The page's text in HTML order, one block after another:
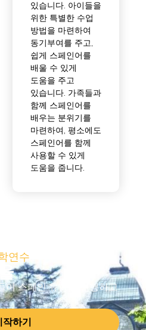
있습니다. 아이들을
위한 특별한 수업
방법을 마련하여
동기부여를 주고,
쉽게 스페인어를
배울 수 있게
도움을 주고
있습니다. 가족들과
함께 스페인어를
배우는 분위기를
마련하여, 평소에도
스페인어를 함께
사용할 수 있게
도움을 줍니다.
연수
이 스페인 유학을 진행하고
작하기